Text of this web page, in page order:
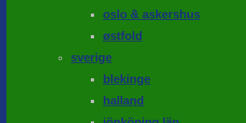
oslo & askershus
østfold
sverige
blekinge
halland